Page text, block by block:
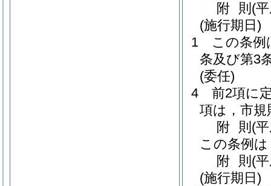
附 則 (
(施行期日)
1
この条例
条及び第3
(委任)
4
前2項に
項は，市
附 則 (
この条例
附 則 (
(施行期日)